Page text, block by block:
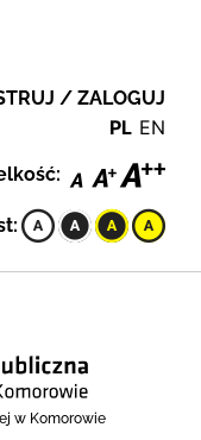
/ ZALOGUJ
PL EN
w Komorowie